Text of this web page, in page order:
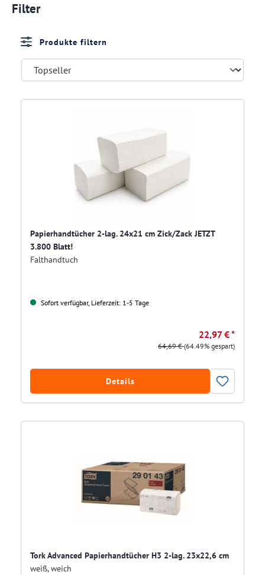
Filter
Produkte filtern
Papierhandtücher 2-lag. 24x21 cm Zick/Zack JETZT
3.800 Blatt!
Falthandtuch
Sofort verfügbar, Lieferzeit: 1-5 Tage
22,97 € *
64,69 €(64.49% gespart)
Details
Tork Advanced Papierhandtücher H3 2-lag. 23x22,6 cm
weiß, weich